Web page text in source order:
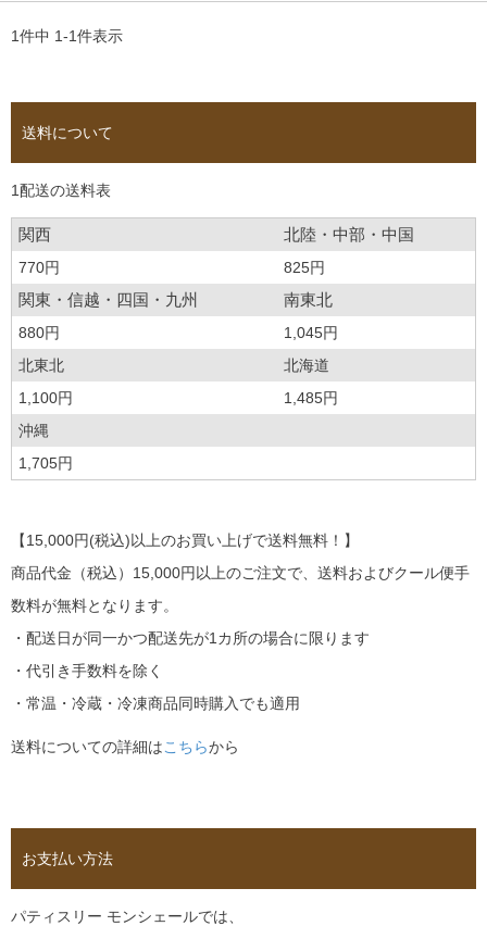
1件中 1-1件表示
送料について
1配送の送料表
関西 北陸・中部・中国
770円 825円
関東・信越・四国・九州 南東北
880円
1,045円
北東北
北海道
1,100円
1,485円
沖縄
1,705円
【15,000円(税込)以上のお買い上げで送料無料！】
商品代金（税込）15,000円以上のご注文で、送料およびクール便手
数料が無料となります。
・配送日が同一かつ配送先が1カ所の場合に限ります
・代引き手数料を除く
・常温・冷蔵・冷凍商品同時購入でも適用
送料についての詳細はこちらから
お支払い方法
パティスリー モンシェールでは、